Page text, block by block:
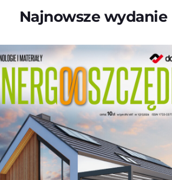
Najnowsze wydanie